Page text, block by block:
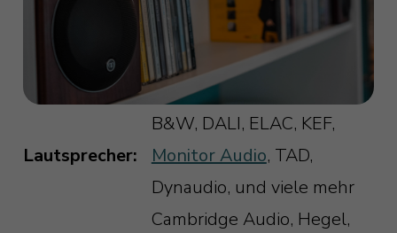
Lautsprecher:
B&W, DALI, ELAC, KEF,
Monitor Audio, TAD,
Dynaudio, und viele mehr
Cambridge Audio, Hegel,